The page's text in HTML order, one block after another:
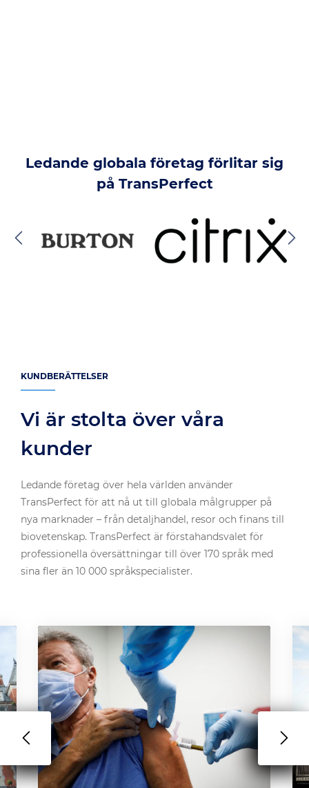
Ledande globala företag förlitar sig
på TransPerfect
KUNDBERÄTTELSER
Vi är stolta över våra
kunder
Ledande företag över hela världen använder
TransPerfect för att nå ut till globala målgrupper på
nya marknader – från detaljhandel, resor och finans till
biovetenskap. TransPerfect är förstahandsvalet för
professionella översättningar till över 170 språk med
sina fler än 10 000 språkspecialister.